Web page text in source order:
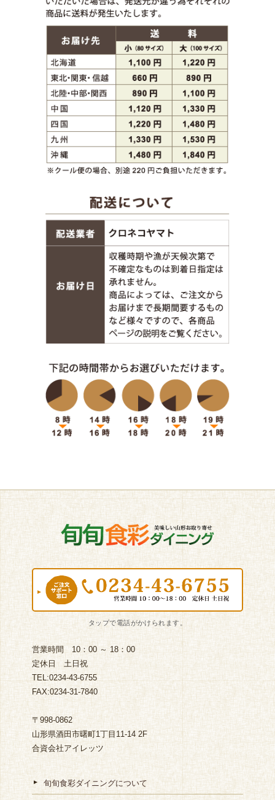
営業時間 10：00 ～ 18：00
定休日 土日祝
TEL:0234-43-6755
FAX:0234-31-7840
〒998-0862
山形県酒田市曙町1丁目11-14 2F
合資会社アイレッツ
旬旬食彩ダイニングについて